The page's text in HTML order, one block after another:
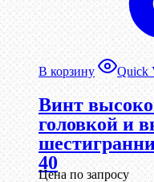
В корзину Quick
Винт
головкой и
40
Цена по запросу